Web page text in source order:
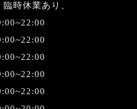
時休業あり、